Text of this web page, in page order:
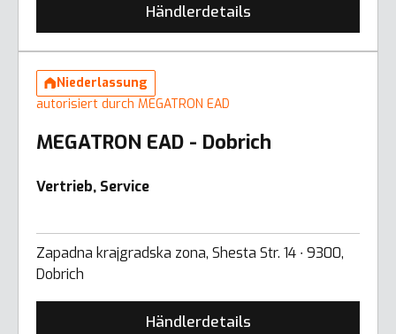
Händlerdetails
Niederlassung
autorisiert durch MEGATRON EAD
MEGATRON EAD - Dobrich
Vertrieb, Service
Zapadna krajgradska zona, Shesta Str. 14 ∙ 9300,
Dobrich
Händlerdetails